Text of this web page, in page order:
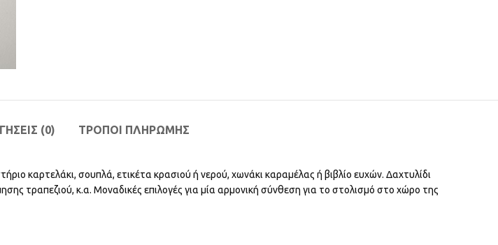
(0) ΤΡΟΠΟΙ ΠΛΗΡΩΜΗΣ
καρτελάκι, σουπλά, ετικέτα κρασιού ή νερού, χωνάκι καραμέλας ή βιβλίο ευχών. Δαχτυλίδι
τραπεζιού, κ.α. Μοναδικές επιλογές για μία αρμονική σύνθεση για το στολισμό στο χώρο της